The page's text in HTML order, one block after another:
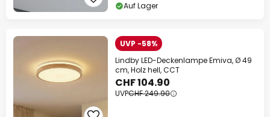
Auf Lager
UVP -58%
Lindby LED-Deckenlampe Emiva, Ø 49
cm, Holz hell, CCT
CHF 104.90
UVPCHF 249.90